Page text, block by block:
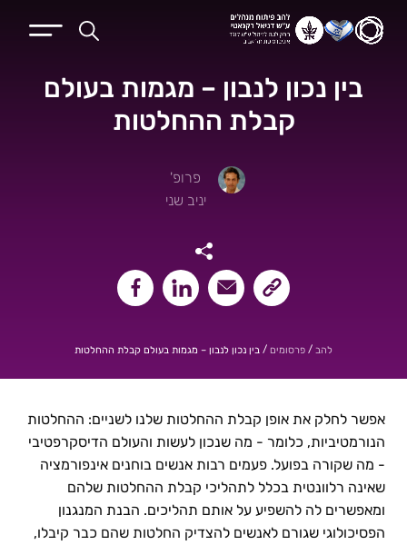
בין נכון לנבון – מגמות בעולם
קבלת ההחלטות
פרופ'
יניב שני
שיתוף קישור העמוד
שיתוף במיילשיתוף בלינקאדיןשיתוף בפייסבוק
להב / פרסומים / בין נכון לנבון – מגמות בעולם קבלת ההחלטות
בין נכון לנבון – מגמות בעולם קבלת ההחלטות | פרופ' יניב שני
אפשר לחלק את אופן קבלת ההחלטות שלנו לשניים: ההחלטות
הנורמטיביות, כלומר - מה שנכון לעשות והעולם הדיסקרפטיבי
- מה שקורה בפועל. פעמים רבות אנשים בוחנים אינפורמציה
שאינה רלוונטית בכלל לתהליכי קבלת ההחלטות שלהם
ומאפשרים לה להשפיע על אותם תהליכים. הבנת המנגנון
הפסיכולוגי שגורם לאנשים להצדיק החלטות שהם כבר קיבלו,